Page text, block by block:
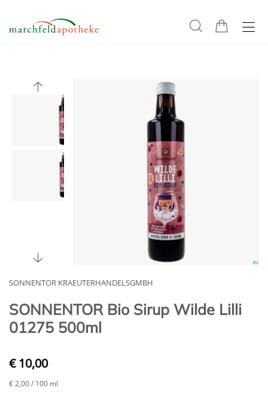
SONNENTOR KRAEUTERHANDELSGMBH
SONNENTOR Bio Sirup Wilde Lilli
01275 500ml
€ 10,00
€ 2,00/ 100 ml